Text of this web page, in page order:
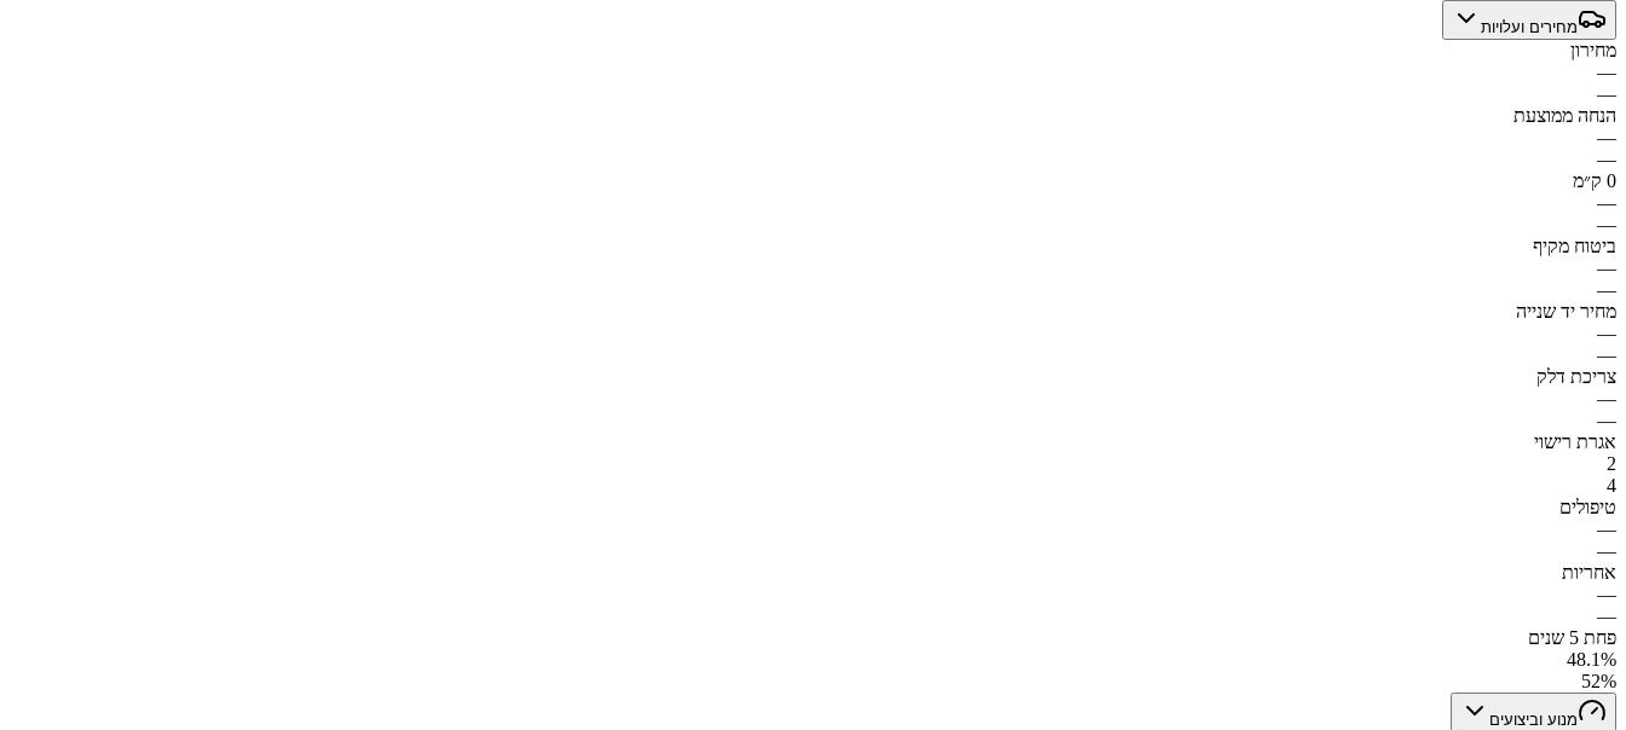
מחירים ועלויות
מחירון
—
—
הנחה ממוצעת
—
—
0 ק״מ
—
—
ביטוח מקיף
—
—
מחיר יד שנייה
—
—
צריכת דלק
—
—
אגרת רישוי
2
4
טיפולים
—
—
אחריות
—
—
פחת 5 שנים
48.1%
52%
מנוע וביצועים